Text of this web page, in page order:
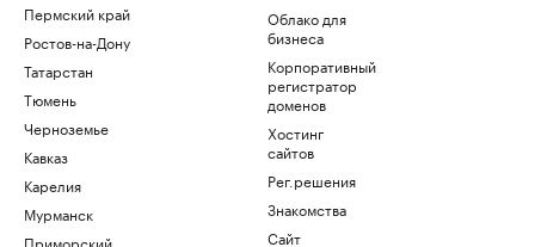
Пермский край
Ростов-на-Дону
Татарстан
Тюмень
Черноземье
Кавказ
Карелия
Мурманск
Приморский
Облако для
бизнеса
Корпоративный
регистратор
доменов
Хостинг
сайтов
Рег.решения
Знакомства
Сайт